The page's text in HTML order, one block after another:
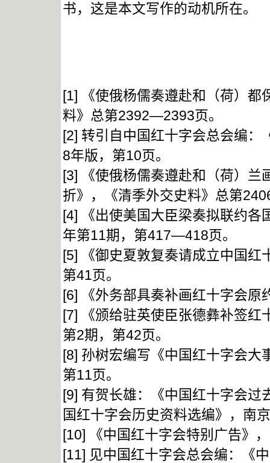
书，这是本文写作的动机所在。
[1] 《使俄杨儒奏遵赴和（荷）都
料》总第2392—2393页。
[2] 转引自中国红十字会总会编：
8年版，第10页。
[3] 《使俄杨儒奏遵赴和（荷）兰
折》，《清季外交史料》总第
[4] 《出使美国大臣梁奏拟联约各
年第11期，第417—418页。
[5] 《御史夏敦复奏请成立中国
第41页。
[6] 《外务部具奏补画红十字会
[7] 《颁给驻英使臣张德彝补签红
第2期，第42页。
[8] 孙树宏编写《中国红十字会
第11页。
[9] 有贺长雄：《中国红十字会过
国红十字会历史资料选编》，南
[10] 《中国红十字会特别广告》
[11] 见中国红十字会总会编：《